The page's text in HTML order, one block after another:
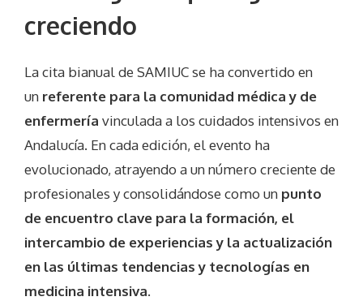
creciendo
La cita bianual de SAMIUC se ha convertido en
un referente para la comunidad médica y de
enfermería vinculada a los cuidados intensivos en
Andalucía. En cada edición, el evento ha
evolucionado, atrayendo a un número creciente de
profesionales y consolidándose como un punto
de encuentro clave para la formación, el
intercambio de experiencias y la actualización
en las últimas tendencias y tecnologías en
medicina intensiva.